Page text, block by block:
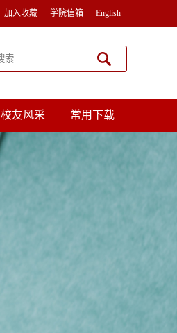
加入收藏 学院信箱 English
校友风采 常用下载